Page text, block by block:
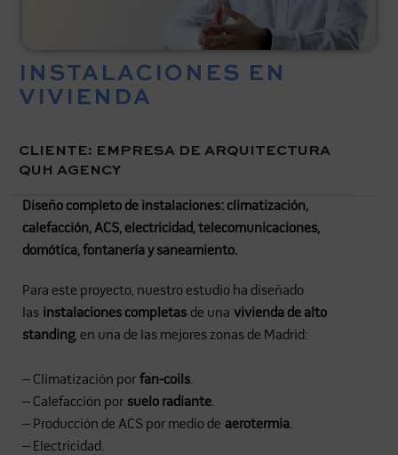
INSTALACIONES EN
VIVIENDA
CLIENTE: EMPRESA DE ARQUITECTURA
QUH AGENCY
Diseño completo de instalaciones: climatización,
calefacción, ACS, electricidad, telecomunicaciones,
domótica, fontanería y saneamiento.
Para este proyecto, nuestro estudio ha diseñado
las instalaciones completas de unavivienda de alto
standing, en una de las mejores zonas de Madrid:
– Climatización porfan-coils.
– Calefacción por suelo radiante.
– Producción de ACS por medio de aerotermia.
– Electricidad.